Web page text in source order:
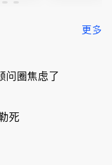
做顿饭
房市崩
兆？加
赁市场
夫妻住进殡
更多
问圈焦虑了
死